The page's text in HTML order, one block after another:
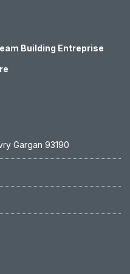
Building Entreprise
Gargan 93190